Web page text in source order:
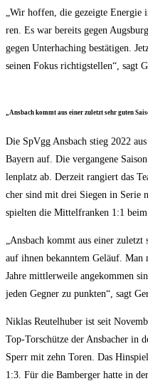
„Wir hof­fen, die gezeig­te
ren. Es war bereits gegen
gegen Unter­ha­ching bestä­ti­gen.
sei­nen Fokus rich­tig­stel­len“, sagt
„Ans­bach kommt aus einer zuletzt sehr guten
Die SpVgg Ans­bach stieg 2022
Bay­ern auf. Die ver­gan­ge­ne
len­platz ab. Der­zeit ran­giert das
cher sind mit drei Sie­gen in Serie
spiel­ten die Mit­tel­fran­ken 1:1 beim
„Ans­bach kommt aus einer
auf ihnen bekann­tem Geläuf.
Jah­re mitt­ler­wei­le ange­kom­men
jeden Geg­ner zu punk­ten“, sagt
Niklas Reu­tel­hu­ber ist seit
Top-Tor­schüt­ze der Ans­ba­cher in
Sperr mit zehn Toren. Das
1:3. Für die Bam­ber­ger hat­te in